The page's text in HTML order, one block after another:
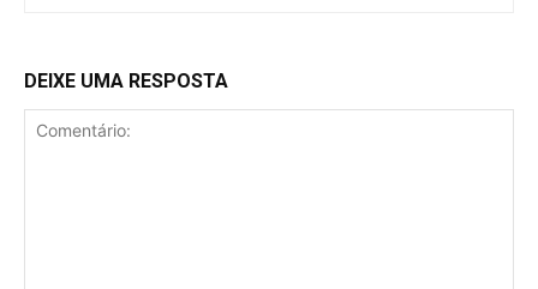
DEIXE UMA RESPOSTA